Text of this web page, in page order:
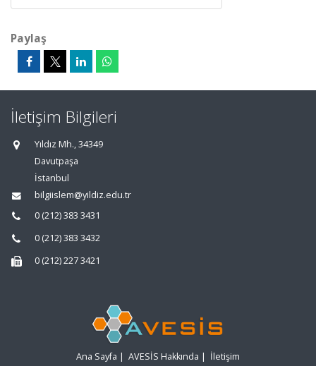
Paylaş
İletişim Bilgileri
Yıldız Mh., 34349
Davutpaşa
İstanbul
bilgiislem@yildiz.edu.tr
0 (212) 383 3431
0 (212) 383 3432
0 (212) 227 3421
Ana Sayfa | AVESİS Hakkında | İletişim